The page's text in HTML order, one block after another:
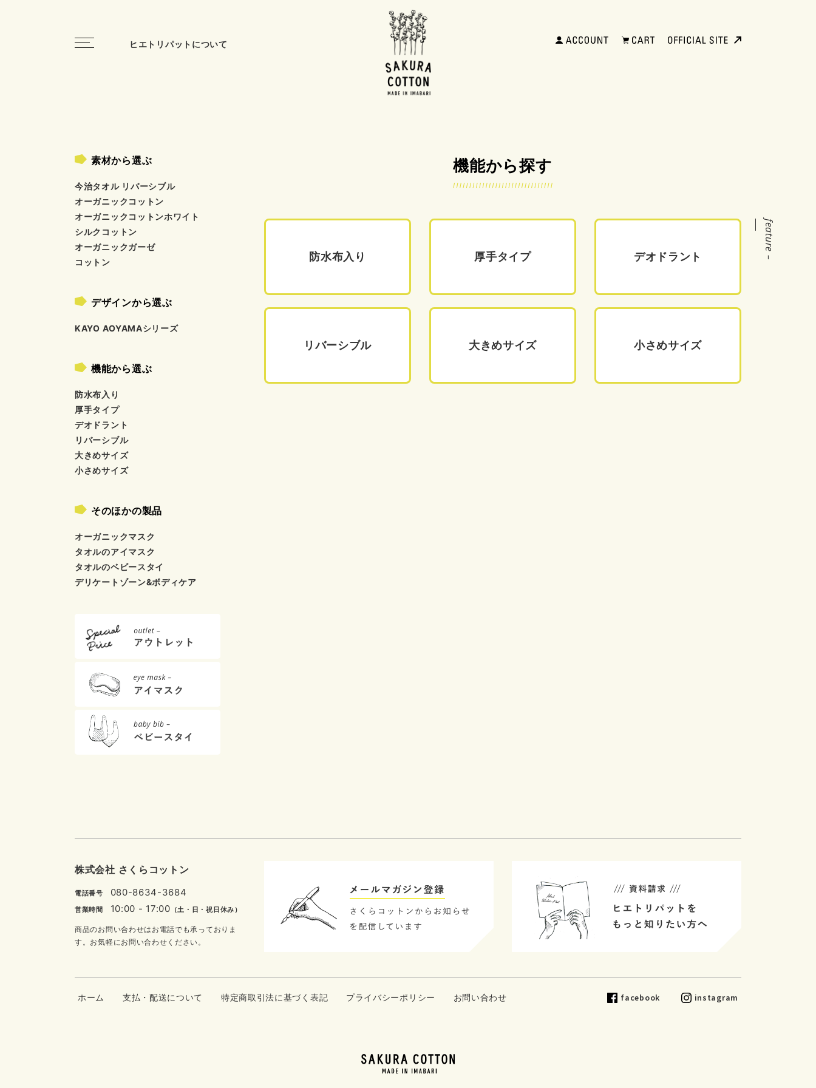
toggle
ヒエトリパットについて
機能から探す
feature –
防水布入り 厚手タイプ デオドラント
リバーシブル 大きめサイズ 小さめサイズ
素材から選ぶ
今治タオル リバーシブル
オーガニックコットン
オーガニックコットンホワイト
シルクコットン
オーガニックガーゼ
コットン
デザインから選ぶ
KAYO AOYAMAシリーズ
機能から選ぶ
防水布入り
厚手タイプ
デオドラント
リバーシブル
大きめサイズ
小さめサイズ
そのほかの製品
オーガニックマスク
タオルのアイマスク
タオルのベビースタイ
デリケートゾーン&ボディケア
株式会社 さくらコットン
電話番号 080-8634-3684
営業時間 10:00 - 17:00 （土・日・祝日休み）
商品のお問い合わせはお電話でも承っておりま
す。お気軽にお問い合わせください。
ホーム 支払・配送について 特定商取引法に基づく表記 プライバシーポリシー お問い合わせ facebook instagram